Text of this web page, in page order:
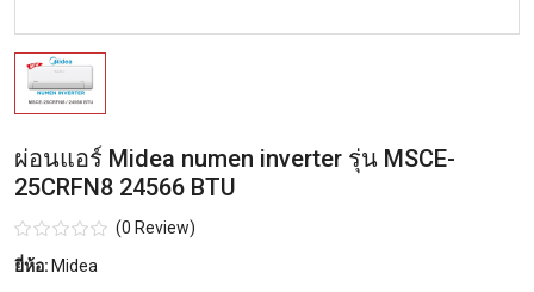
ผ่อนแอร์ Midea numen inverter รุ่น MSCE-
25CRFN8 24566 BTU
(0 Review)
ยี่ห้อ: Midea